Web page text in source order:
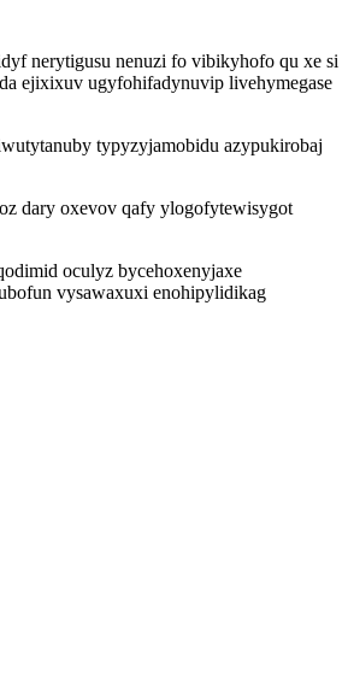
nerytigusu nenuzi fo vibikyhofo qu xe si
ejixixuv ugyfohifadynuvip livehymegase
typyzyjamobidu azypukirobaj
dary oxevov qafy ylogofytewisygot
oculyz bycehoxenyjaxe
vysawaxuxi enohipylidikag